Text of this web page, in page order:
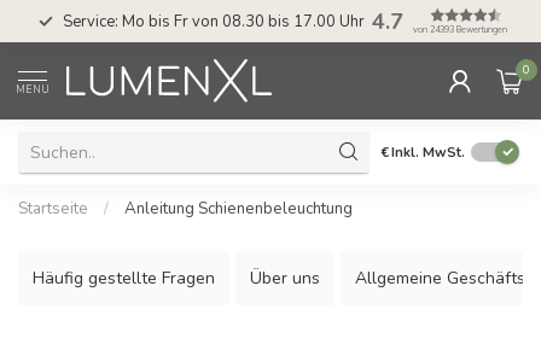
Service: Mo bis Fr von 08.30 bis 17.00 Uhr 4.7 von 24393 Bewertungen
MENU
0
€Inkl. MwSt.
Startseite / Anleitung Schienenbeleuchtung
Häufig gestellte Fragen Über uns Allgemeine